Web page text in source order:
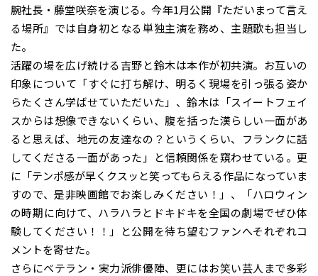
腕社長・藤堂咲奈を演じる。今年1月公開『ただいまって言え
る場所』では自身初となる単独主演を務め、主題歌も担当し
た。
活躍の場を広げ続ける吉野と鈴木は本作が初共演。お互いの
印象について「すぐに打ち解け、明るく現場を引っ張る姿か
らたくさん学ばせていただいた」、鈴木は「スイートフェイ
スからは想像できないくらい、腹を括った漢らしい一面があ
ると思えば、地元の友達なの？というくらい、フランクに話
してくださる一面があった」と信頼関係を窺わせている。更
に「テンポ感が早くクスッと笑ってもらえる作品になっていま
すので、是非映画館でお楽しみください！」、「ハロウィン
の時期に向けて、ハラハラとドキドキを全国の劇場でぜひ体
験してください！！」と公開を待ち望むファンへそれぞれコ
メントを寄せた。
さらにベテラン・実力派俳優陣、更にはお笑い芸人まで多彩